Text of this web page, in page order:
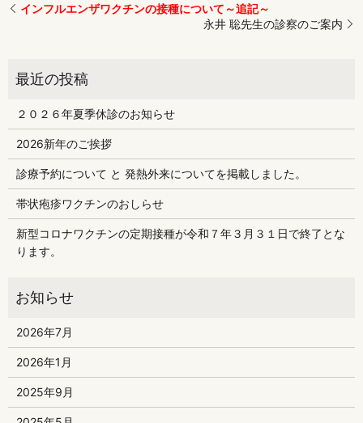
インフルエンザワクチンの接種について～追記～
永井 聡先生の診察のご案内
２０２６年夏季休診のお知らせ
2026新年のご挨拶
診療予約について と 発熱外来についてを掲載しました。
帯状疱疹ワクチンのおしらせ
新型コロナワクチンの定期接種が令和７年３月３１日で終了とな
ります。
2026年7月
2026年1月
2025年9月